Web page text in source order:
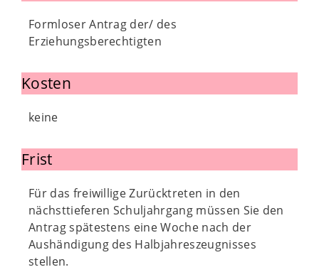
Formloser Antrag der/ des
Erziehungsberechtigten
Kosten
keine
Frist
Für das freiwillige Zurücktreten in den
nächsttieferen Schuljahrgang müssen Sie den
Antrag spätestens eine Woche nach der
Aushändigung des Halbjahreszeugnisses
stellen.